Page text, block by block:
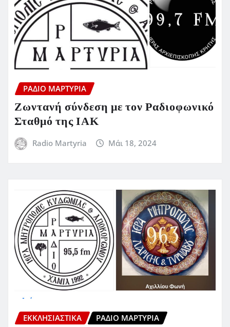
ΡΆΔΙΟ ΜΑΡΤΥΡΊΑ
Ζωντανή σύνδεση με τον Ραδιοφωνικό
Σταθμό της ΙΑΚ
Radio Martyria Μάι 18, 2024
ΕΚΚΛΗΣΙΑΣΤΙΚΆ ΡΆΔΙΟ ΜΑΡΤΥΡΊΑ